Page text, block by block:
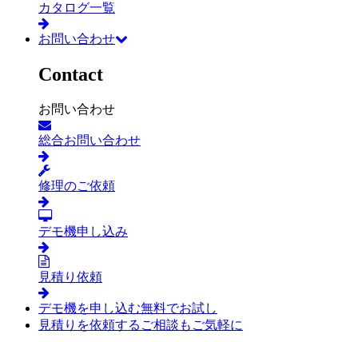
カタログ一覧
お問い合わせ
Contact
お問い合わせ
総合お問い合わせ
修理のご依頼
デモ機申し込み
見積り依頼
デモ機を申し込む無料でお試し
見積りを依頼する ご相談もご気軽に